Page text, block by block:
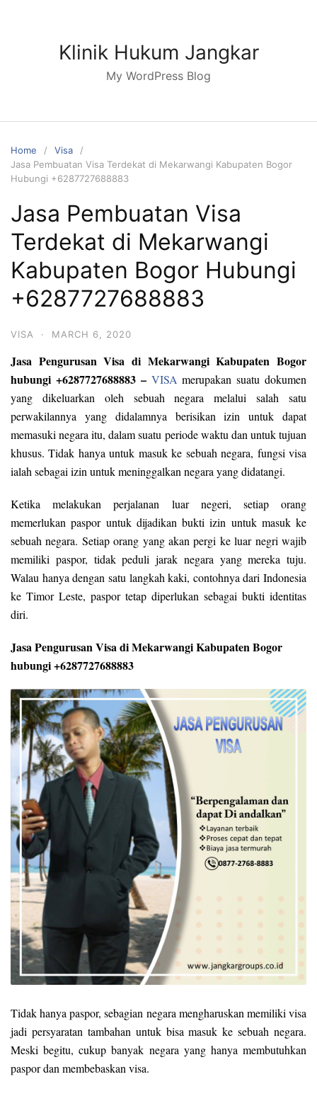
Klinik Hukum Jangkar
My WordPress Blog
Home
Visa
Jasa Pembuatan Visa Terdekat di Mekarwangi Kabupaten Bogor
Hubungi +6287727688883
Jasa Pembuatan Visa
Terdekat di Mekarwangi
Kabupaten Bogor Hubungi
+6287727688883
VISA · MARCH 6, 2020
Jasa Pengurusan Visa di Mekarwangi Kabupaten Bogor
hubungi +6287727688883 – VISA merupakan suatu dokumen
yang dikeluarkan oleh sebuah negara melalui salah satu
perwakilannya yang didalamnya berisikan izin untuk dapat
memasuki negara itu, dalam suatu periode waktu dan untuk tujuan
khusus. Tidak hanya untuk masuk ke sebuah negara, fungsi visa
ialah sebagai izin untuk meninggalkan negara yang didatangi.
Ketika melakukan perjalanan luar negeri, setiap orang
memerlukan paspor untuk dijadikan bukti izin untuk masuk ke
sebuah negara. Setiap orang yang akan pergi ke luar negri wajib
memiliki paspor, tidak peduli jarak negara yang mereka tuju.
Walau hanya dengan satu langkah kaki, contohnya dari Indonesia
ke Timor Leste, paspor tetap diperlukan sebagai bukti identitas
diri.
Jasa Pengurusan Visa di Mekarwangi Kabupaten Bogor
hubungi +6287727688883
Tidak hanya paspor, sebagian negara mengharuskan memiliki visa
jadi persyaratan tambahan untuk bisa masuk ke sebuah negara.
Meski begitu, cukup banyak negara yang hanya membutuhkan
paspor dan membebaskan visa.